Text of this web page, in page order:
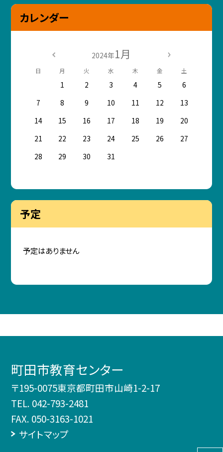
カレンダー
2024年1月
日 月 火 水 木 金 土
1 2 3 4 5
6
7
8 9 10 11 12
13
14
15 16 17 18 19
20
21
22 23 24 25 26
27
28
29 30 31
予定
予定はありません
町田市教育センター
〒195-0075東京都町田市山崎1-2-17
TEL. 042-793-2481
FAX. 050-3163-1021
サイトマップ